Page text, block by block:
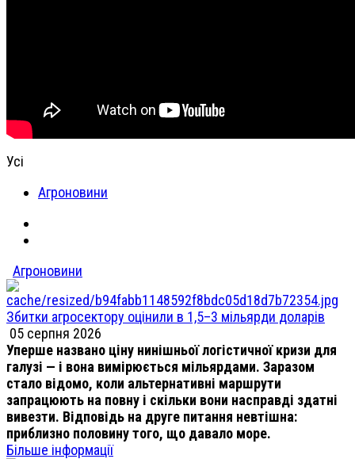
Усі
Агроновини
Агроновини
Збитки агросектору оцінили в 1,5–3 мільярди доларів
05 серпня 2026
Уперше названо ціну нинішньої логістичної кризи для
галузі — і вона вимірюється мільярдами. Заразом
стало відомо, коли альтернативні маршрути
запрацюють на повну і скільки вони насправді здатні
вивезти. Відповідь на друге питання невтішна:
приблизно половину того, що давало море.
Більше інформації